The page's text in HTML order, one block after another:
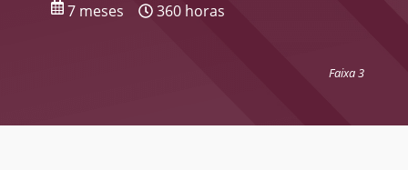
7 meses 360 horas
Faixa 3